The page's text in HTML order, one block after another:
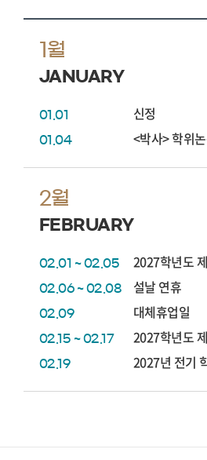
1월
JANUARY
01.01 신정
01.04 <박사> 학위
2월
FEBRUARY
02.01 ~ 02.05 2027학년도
02.06 ~ 02.08 설날 연휴
02.09 대체휴업일
02.15 ~ 02.17 2027학년도
02.19 2027년 전기